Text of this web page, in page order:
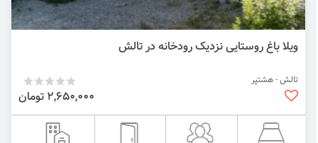
ویلا باغ روستایی نزدیک رودخانه در تالش
تالش - هشتپر
2,650,000 تومان